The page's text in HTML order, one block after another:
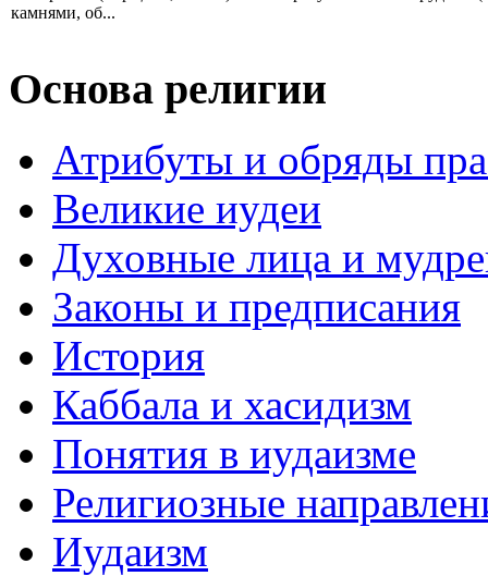
камнями, об...
Основа религии
Атрибуты и обряды
Великие иудеи
Духовные лица и
Законы и предписания
История
Каббала и хасидизм
Понятия в иудаизме
Религиозные
Иудаизм